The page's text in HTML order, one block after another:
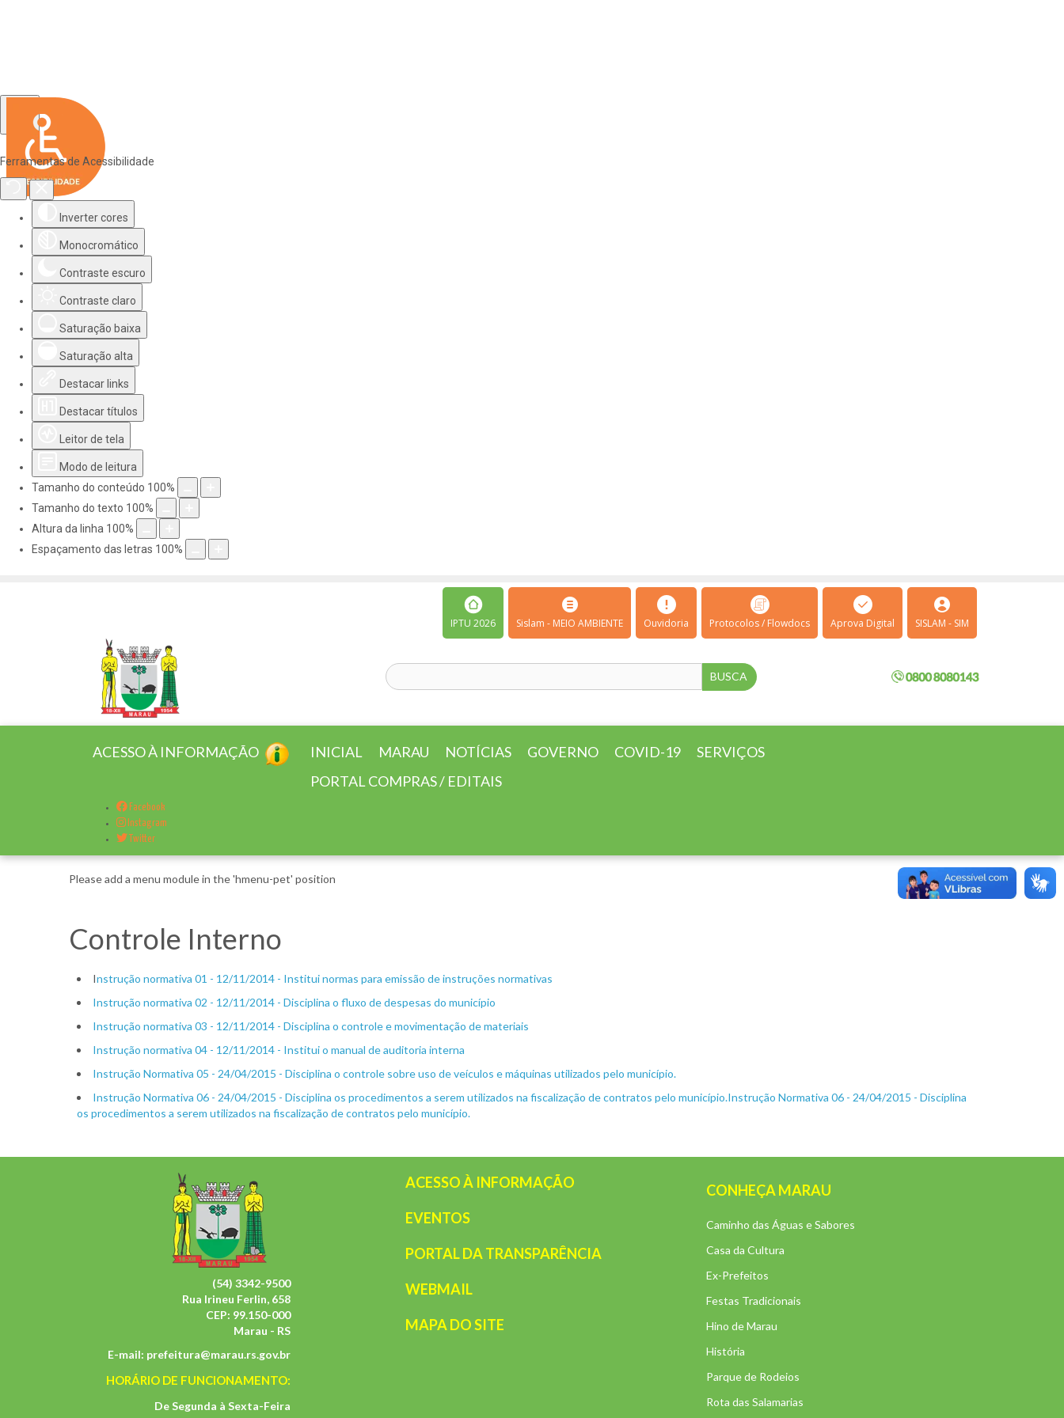
Ferramentas de Acessibilidade
Inverter cores
Monocromático
Contraste escuro
Contraste claro
Saturação baixa
Saturação alta
Destacar links
Destacar títulos
Leitor de tela
Modo de leitura
Tamanho do conteúdo 100%
Tamanho do texto 100%
Altura da linha 100%
Espaçamento das letras 100%
IPTU 2026 Sislam - MEIO AMBIENTE Ouvidoria Protocolos / Flowdocs Aprova Digital SISLAM - SIM
ACESSO À INFORMAÇÃO INICIAL MARAU NOTÍCIAS GOVERNO COVID-19
SERVIÇOS
PORTAL COMPRAS / EDITAIS
Facebook
Instagram
Twitter
Please add a menu module in the 'hmenu-pet' position
Controle Interno
Instrução normativa 01 - 12/11/2014 - Institui normas para emissão de instruções normativas
Instrução normativa 02 - 12/11/2014 - Disciplina o fluxo de despesas do município
Instrução normativa 03 - 12/11/2014 - Disciplina o controle e movimentação de materiais
Instrução normativa 04 - 12/11/2014 - Institui o manual de auditoria interna
Instrução Normativa 05 - 24/04/2015 - Disciplina o controle sobre uso de veículos e máquinas utilizados pelo município.
Instrução Normativa 06 - 24/04/2015 - Disciplina os procedimentos a serem utilizados na fiscalização de contratos pelo município.Instrução Normativa 06 - 24/04/2015 - Disciplina
os procedimentos a serem utilizados na fiscalização de contratos pelo município.
(54) 3342-9500
Rua Irineu Ferlin, 658
CEP: 99.150-000
Marau - RS
E-mail: prefeitura@marau.rs.gov.br
HORÁRIO DE FUNCIONAMENTO:
De Segunda à Sexta-Feira
ACESSO À INFORMAÇÃO
EVENTOS
PORTAL DA TRANSPARÊNCIA
WEBMAIL
MAPA DO SITE
CONHEÇA MARAU
Caminho das Águas e Sabores
Casa da Cultura
Ex-Prefeitos
Festas Tradicionais
Hino de Marau
História
Parque de Rodeios
Rota das Salamarias